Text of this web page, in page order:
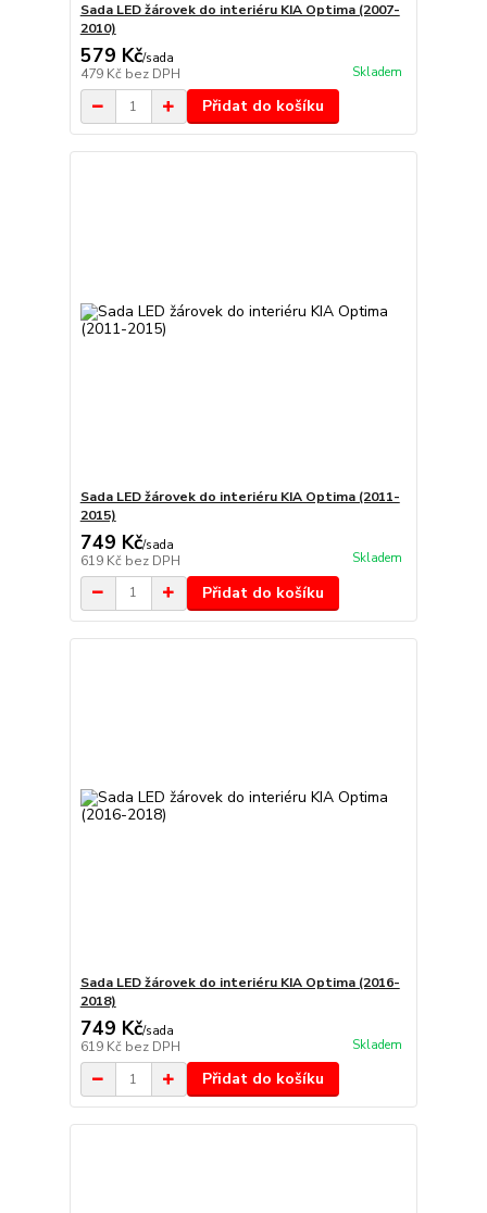
Sada LED žárovek do interiéru KIA Optima (2007-
2010)
579 Kč/sada
479 Kč bez DPH Skladem
Přidat do košíku
Sada LED žárovek do interiéru KIA Optima (2011-
2015)
749 Kč/sada
619 Kč bez DPH Skladem
Přidat do košíku
Sada LED žárovek do interiéru KIA Optima (2016-
2018)
749 Kč/sada
619 Kč bez DPH Skladem
Přidat do košíku